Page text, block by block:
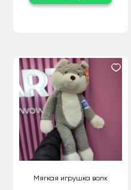
Мягкая игрушка волк